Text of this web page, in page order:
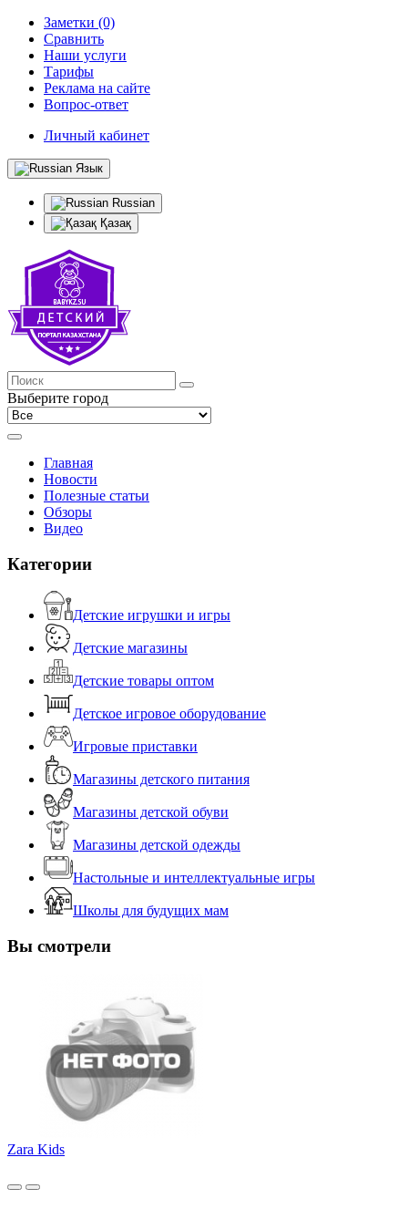
Заметки (0)
Сравнить
Наши услуги
Тарифы
Реклама на сайте
Вопрос-ответ
Личный кабинет
Язык
Russian
Қазақ
Выберите город
Главная
Новости
Полезные статьи
Обзоры
Видео
Категории
Детские игрушки и игры
Детские магазины
Детские товары оптом
Детское игровое оборудование
Игровые приставки
Магазины детского питания
Магазины детской обуви
Магазины детской одежды
Настольные и интеллектуальные игры
Школы для будущих мам
Вы смотрели
Zara Kids